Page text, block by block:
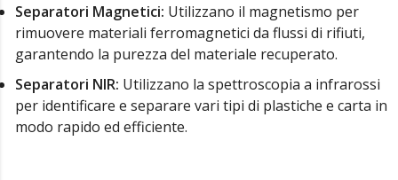
Separatori Magnetici: Utilizzano il magnetismo per
rimuovere materiali ferromagnetici da flussi di rifiuti,
garantendo la purezza del materiale recuperato.
Separatori NIR: Utilizzano la spettroscopia a infrarossi
per identificare e separare vari tipi di plastiche e carta in
modo rapido ed efficiente.